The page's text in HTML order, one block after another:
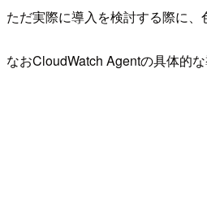
ただ実際に導入を検討する際に、
なおCloudWatch Agentの具体的